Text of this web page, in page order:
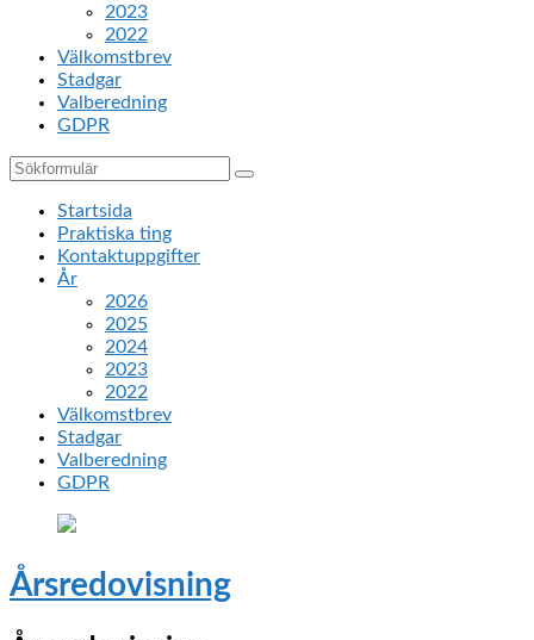
2023
2022
Välkomstbrev
Stadgar
Valberedning
GDPR
Sök
Startsida
Praktiska ting
Kontaktuppgifter
År
2026
2025
2024
2023
2022
Välkomstbrev
Stadgar
Valberedning
GDPR
Årsredovisning